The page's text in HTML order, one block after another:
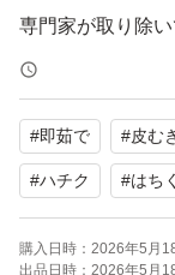
専門家が取り除
孟宗竹と違いア
しい食品です
茹でて食べてよ
後、みがらし味
この真空パック
#即茹で #皮む
#ハチク #はちく
購入日時： 2026年5月
出品日時： 2026年5月